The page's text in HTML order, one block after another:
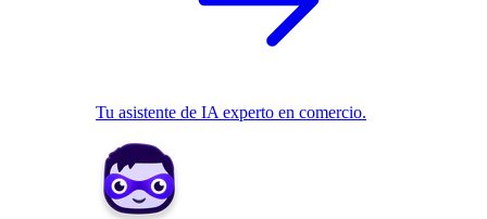
Tu asistente de IA experto en comercio.